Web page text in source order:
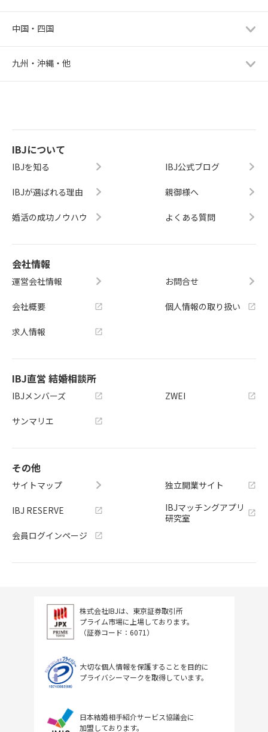
中国・四国
九州・沖縄・他
IBJについて
IBJを知る
IBJが選ばれる理由
婚活の成功ノウハウ
IBJ公式ブログ
親御様へ
よくある質問
会社情報
運営会社情報
会社概要
求人情報
お問合せ
個人情報の取り扱い
IBJ直営 結婚相談所
IBJメンバーズ
サンマリエ
ZWEI
その他
サイトマップ
IBJ RESERVE
会員ログインページ
独立開業サイト
IBJマッチングアプリ
研究室
株式会社IBJは、東京証券取引所
プライム市場に上場しております。
（証券コード：6071）
大切な個人情報を保護することを目的に
プライバシーマークを取得しています。
日本結婚相手紹介サービス協議会に
加盟しております。